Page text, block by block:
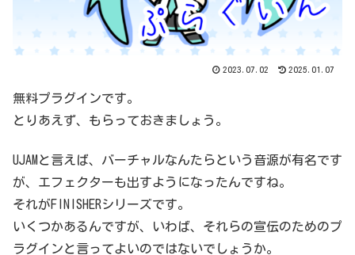
2023.07.02 2025.01.07
無料プラグインです。
とりあえず、もらっておきましょう。
UJAMと言えば、バーチャルなんたらという音源が有名です
が、エフェクターも出すようになったんですね。
それがFINISHERシリーズです。
いくつかあるんですが、いわば、それらの宣伝のためのプ
ラグインと言ってよいのではないでしょうか。